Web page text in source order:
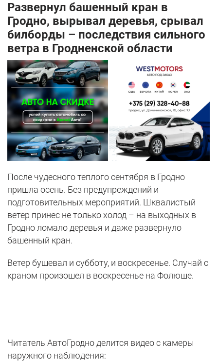
Развернул башенный кран в
Гродно, вырывал деревья, срывал
билборды – последствия сильного
ветра в Гродненской области
После чудесного теплого сентября в Гродно
пришла осень. Без предупреждений и
подготовительных мероприятий. Шквалистый
ветер принес не только холод – на выходных в
Гродно ломало деревья и даже развернуло
башенный кран.
Ветер бушевал и субботу, и воскресенье. Случай с
краном произошел в воскресенье на Фолюше.
Читатель АвтоГродно делится видео с камеры
наружного наблюдения: